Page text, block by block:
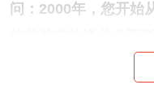
问：2000年，您开始
陆路和海路货运转变